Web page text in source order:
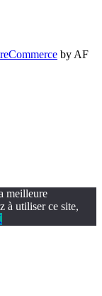
by AF
meilleure
à utiliser ce site,